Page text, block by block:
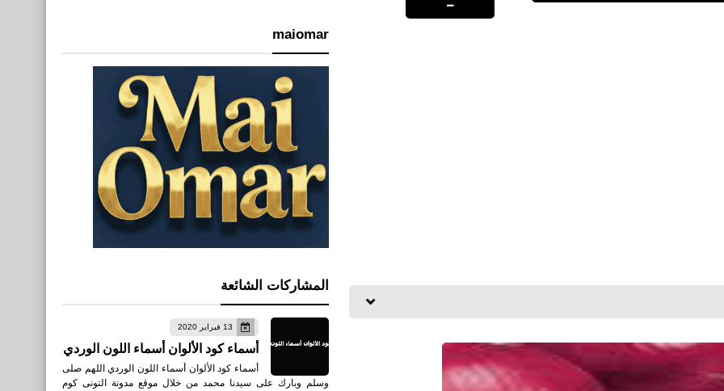
maiomar
المشاركات الشائعة
13 فبراير 2020
أسماء كود الألوان أسماء اللون الوردي
أسماء كود الألوان أسماء اللون الوردي اللهم صلى
وسلم وبارك على سيدنا محمد من خلال موقع مدونة التونى كوم